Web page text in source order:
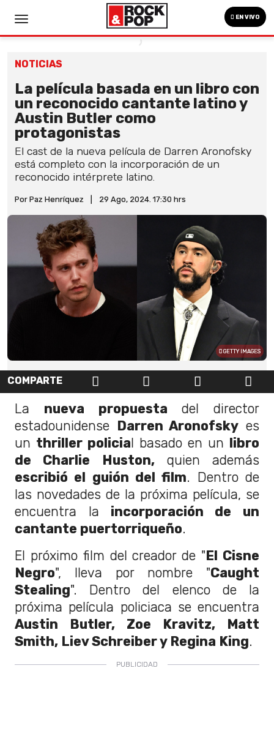
EN VIVO
NOTICIAS
La película basada en un libro con
un reconocido cantante latino y
Austin Butler como
protagonistas
El cast de la nueva película de Darren Aronofsky
está completo con la incorporación de un
reconocido intérprete latino.
Por Paz Henríquez 29 Ago, 2024. 17:30 hrs
GETTY IMAGES
COMPARTE
La nueva propuesta del director
estadounidense Darren Aronofsky es
un thriller policial basado en un libro
de Charlie Huston,quien además
escribió el guión del film. Dentro de
las novedades de la próxima película, se
encuentra la incorporación de un
cantante puertorriqueño.
El próximo film del creador de "El Cisne
Negro", lleva por nombre "Caught
Stealing". Dentro del elenco de la
próxima película policiaca se encuentra
Austin Butler, Zoe Kravitz, Matt
Smith, Liev Schreiber y Regina King.